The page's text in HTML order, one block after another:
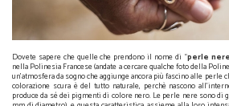
Dovete sapere che quelle che prendono il nome di “perle
nella Polinesia Francese (andate a cercare qualche foto della
un’atmosfera da sogno che aggiunge ancora più fascino alle
colorazione scura è del tutto naturale, perchè nascono
produce da sé dei pigmenti di colore nero. Le perle nere sono di